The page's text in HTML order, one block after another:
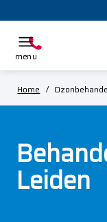
Home /
Leiden